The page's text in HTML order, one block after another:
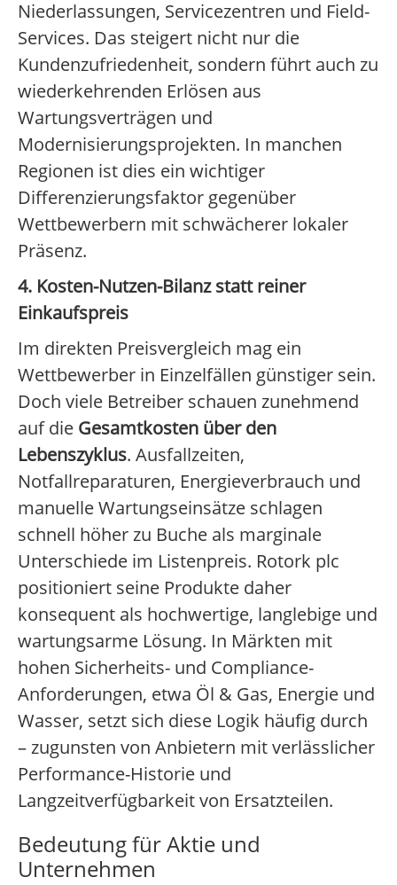
Niederlassungen, Servicezentren und Field-
Services. Das steigert nicht nur die
Kundenzufriedenheit, sondern führt auch zu
wiederkehrenden Erlösen aus
Wartungsverträgen und
Modernisierungsprojekten. In manchen
Regionen ist dies ein wichtiger
Differenzierungsfaktor gegenüber
Wettbewerbern mit schwächerer lokaler
Präsenz.
4. Kosten-Nutzen-Bilanz statt reiner
Einkaufspreis
Im direkten Preisvergleich mag ein
Wettbewerber in Einzelfällen günstiger sein.
Doch viele Betreiber schauen zunehmend
auf die Gesamtkosten über den
Lebenszyklus. Ausfallzeiten,
Notfallreparaturen, Energieverbrauch und
manuelle Wartungseinsätze schlagen
schnell höher zu Buche als marginale
Unterschiede im Listenpreis. Rotork plc
positioniert seine Produkte daher
konsequent als hochwertige, langlebige und
wartungsarme Lösung. In Märkten mit
hohen Sicherheits- und Compliance-
Anforderungen, etwa Öl & Gas, Energie und
Wasser, setzt sich diese Logik häufig durch
– zugunsten von Anbietern mit verlässlicher
Performance-Historie und
Langzeitverfügbarkeit von Ersatzteilen.
Bedeutung für Aktie und
Unternehmen